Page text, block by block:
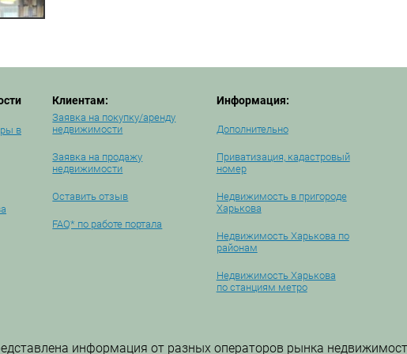
в
Клиентам:
Заявка на покупку/аренду
недвижимости
Заявка на продажу
недвижимости
Оставить отзыв
FAQ* по работе портала
Информация:
Дополнительно
Приватизация, кадастровый
номер
Недвижимость в пригороде
Харькова
Недвижимость Харькова по
районам
Недвижимость Харькова
по станциям метро
информация от разных операторов рынка